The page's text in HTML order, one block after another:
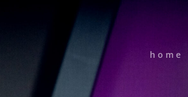
home